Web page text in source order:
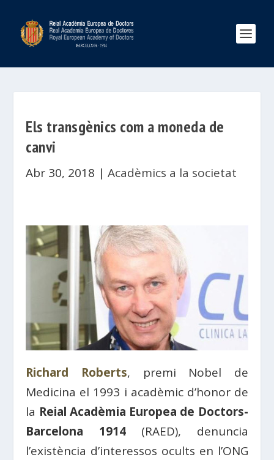
Els transgènics com a moneda de
canvi
Abr 30, 2018 |Acadèmics a la societat
Richard Roberts, premi Nobel de
Medicina el 1993 i acadèmic d’honor de
la Reial Acadèmia Europea de Doctors-
Barcelona 1914(RAED), denuncia
l’existència d’interessos ocults en l’ONG